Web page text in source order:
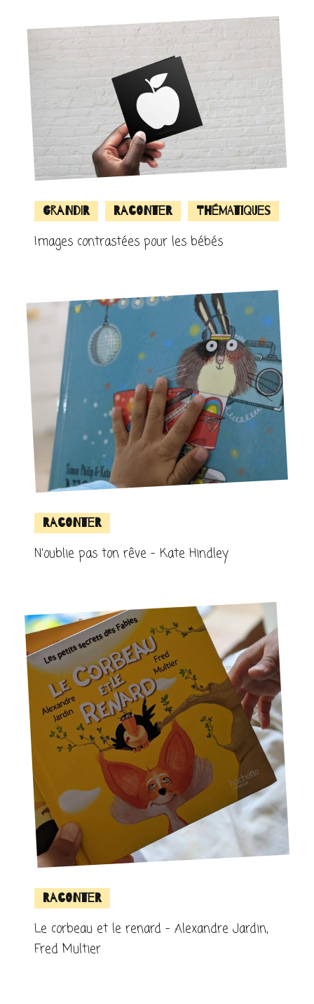
Grandir Raconter Thématiques
Images contrastées pour les bébés
Raconter
N’oublie pas ton rêve – Kate Hindley
Raconter
Le corbeau et le renard – Alexandre Jardin,
Fred Multier